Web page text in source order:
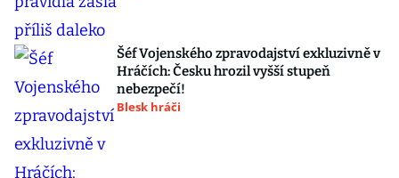
Šéf Vojenského zpravodajství exkluzivně v
Hráčích: Česku hrozil vyšší stupeň
nebezpečí!
Blesk hráči